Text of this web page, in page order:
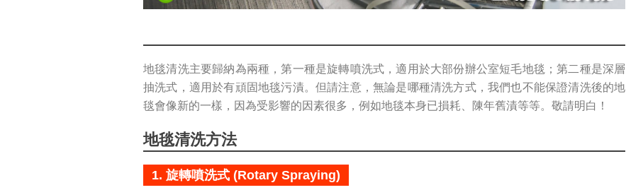
地毯清洗主要歸納為兩種，第一種是旋轉噴洗式，適用於大部份辦公室短毛地毯；第二種是深層
抽洗式，適用於有頑固地毯污漬。但請注意，無論是哪種清洗方式，我們也不能保證清洗後的地
毯會像新的一樣，因為受影響的因素很多，例如地毯本身已損耗、陳年舊漬等等。敬請明白！
地毯清洗方法
1. 旋轉噴洗式 (Rotary Spraying)